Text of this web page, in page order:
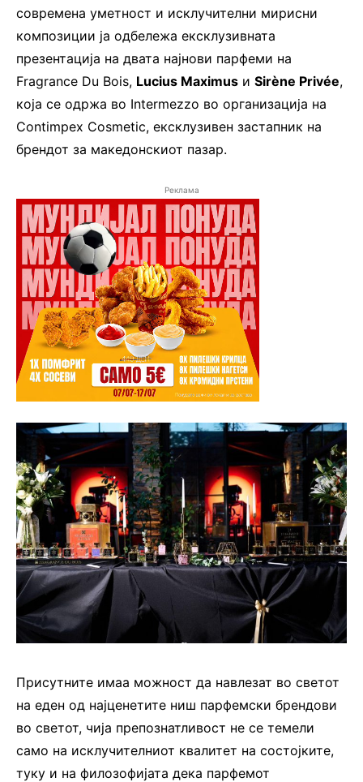
современа уметност и исклучителни мирисни
композиции ја одбележа ексклузивната
презентација на двата најнови парфеми на
Fragrance Du Bois, Lucius Maximus и Sirène Privée,
која се одржа во Intermezzo во организација на
Contimpex Cosmetic, ексклузивен застапник на
брендот за македонскиот пазар.
Реклама
Присутните имаа можност да навлезат во светот
на еден од најценетите ниш парфемски брендови
во светот, чија препознатливост не се темели
само на исклучителниот квалитет на состојките,
туку и на филозофијата дека парфемот